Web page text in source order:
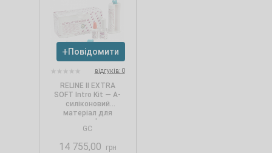
Повідомити
відгуків: 0
RELINE II EXTRA
SOFT Intro Kit — А-
силіконовий
матеріал для
прямого м'якого
перебазування
GC
14 755,00 грн